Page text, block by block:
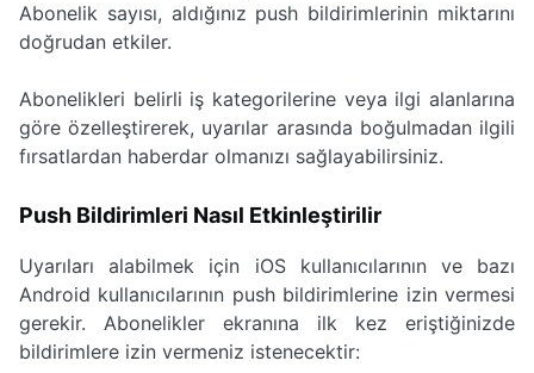
Abonelik sayısı, aldığınız push bildirimlerinin miktarını
doğrudan etkiler.
Abonelikleri belirli iş kategorilerine veya ilgi alanlarına
göre özelleştirerek, uyarılar arasında boğulmadan ilgili
fırsatlardan haberdar olmanızı sağlayabilirsiniz.
Push Bildirimleri Nasıl Etkinleştirilir
Uyarıları alabilmek için iOS kullanıcılarının ve bazı
Android kullanıcılarının push bildirimlerine izin vermesi
gerekir. Abonelikler ekranına ilk kez eriştiğinizde
bildirimlere izin vermeniz istenecektir: